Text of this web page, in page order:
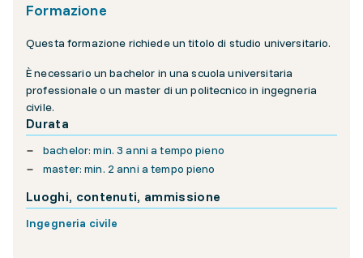
Formazione
Questa formazione richiede un titolo di studio universitario.
È necessario un bachelor in una scuola universitaria
professionale o un master di un politecnico in ingegneria
civile.
Durata
bachelor: min. 3 anni a tempo pieno
master: min. 2 anni a tempo pieno
Luoghi, contenuti, ammissione
Ingegneria civile